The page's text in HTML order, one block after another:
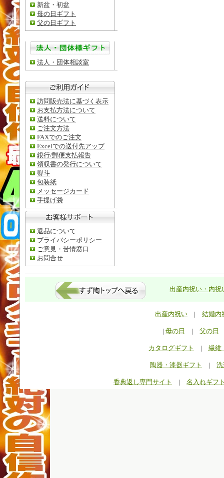
新盆・初盆
母の日ギフト
父の日ギフト
法人・団体相談室
訪問販売法に基づく表示
お支払方法について
送料について
ご注文方法
FAXでのご注文
Excelでの送付先アップ
銀行/郵便支払報告
領収書の発行について
熨斗
包装紙
メッセージカード
手提げ袋
返品について
ブライバシーポリシー
ご意見・苦情窓口
お問合せ
出産内祝い・内祝
出産内祝い | 結婚内
| 母の日 | 父の日
カタログギフト | 繊維
陶器・漆器ギフト |
香典返し専門サイト | 名入れギフ